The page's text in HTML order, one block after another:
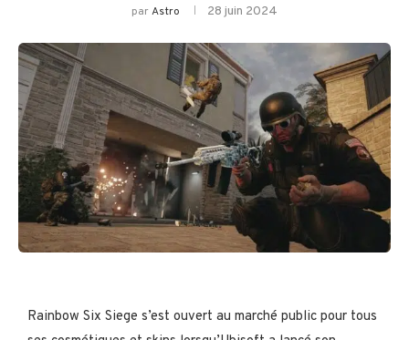
parAstro 28 juin 2024
Rainbow Six Siege s’est ouvert au marché public pour tous